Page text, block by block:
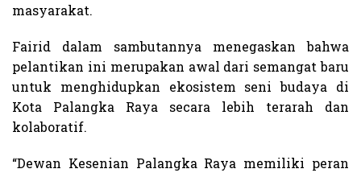
masyarakat.
Fairid dalam sambutannya menegaskan bahwa
pelantikan ini merupakan awal dari semangat baru
untuk menghidupkan ekosistem seni budaya di
Kota Palangka Raya secara lebih terarah dan
kolaboratif.
“Dewan Kesenian Palangka Raya memiliki peran